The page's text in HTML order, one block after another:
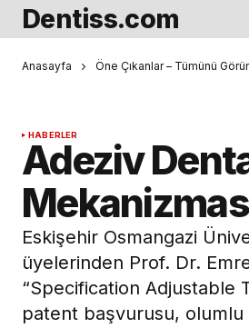
Dentiss.com
Anasayfa Öne Çıkanlar – Tümünü
HABERLER
Adeziv
Eskişehir Osmangazi
üyelerinden Prof. Dr.
“Specification Adjustable
patent başvurusu, olumlu